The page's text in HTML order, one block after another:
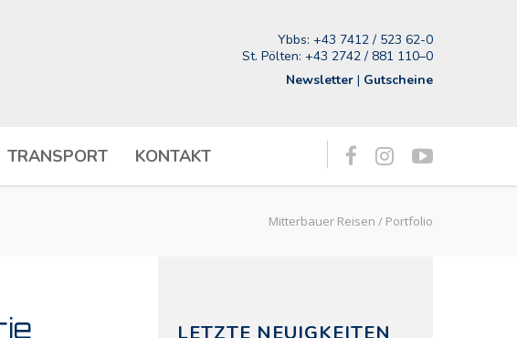
Ybbs: +43 7412 / 523 62-0
St. Pölten: +43 2742 / 881 110–0
Newsletter | Gutscheine
TRANSPORT KONTAKT
Mitterbauer Reisen / Portfolio
LETZTE NEUIGKEITEN